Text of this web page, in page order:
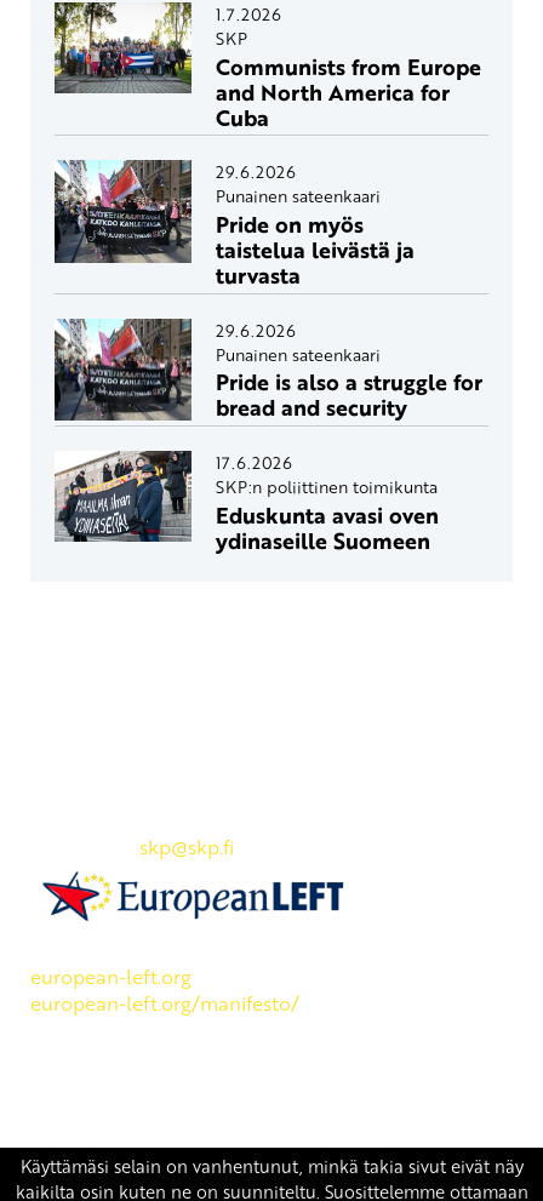
1.7.2026
SKP
Communists from Europe
and North America for
Cuba
29.6.2026
Punainen sateenkaari
Pride on myös
taistelua leivästä ja
turvasta
29.6.2026
Punainen sateenkaari
Pride is also a struggle for
bread and security
17.6.2026
SKP:n poliittinen toimikunta
Eduskunta avasi oven
ydinaseille Suomeen
skp@skp.fi
european-left.org
european-left.org/manifesto/